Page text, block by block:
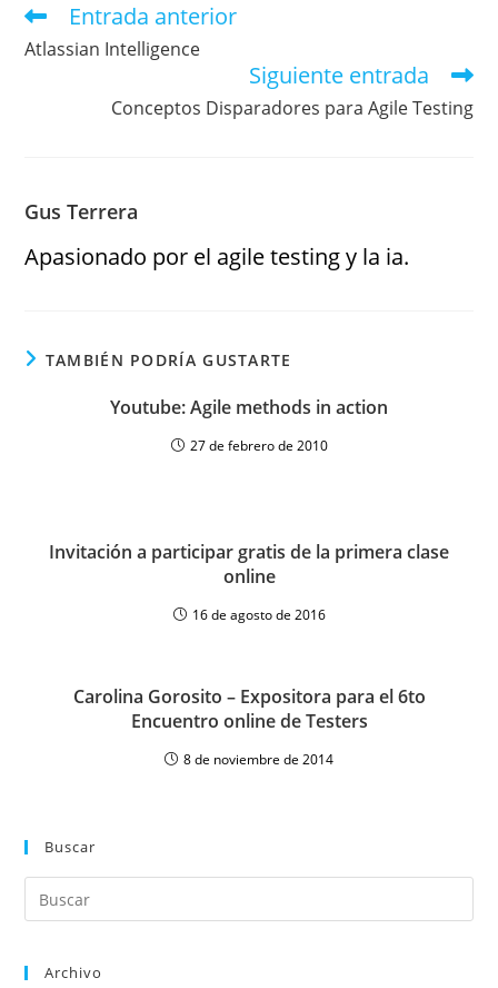
Entrada anterior
Atlassian Intelligence
Siguiente entrada
Conceptos Disparadores para Agile Testing
Gus Terrera
Apasionado por el agile testing y la ia.
TAMBIÉN PODRÍA GUSTARTE
Youtube: Agile methods in action
27 de febrero de 2010
Invitación a participar gratis de la primera clase
online
16 de agosto de 2016
Carolina Gorosito – Expositora para el 6to
Encuentro online de Testers
8 de noviembre de 2014
Buscar
Archivo